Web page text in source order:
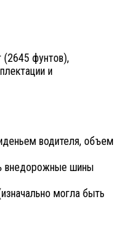
(2645 фунтов),
и
водителя, объем
внедорожные шины
могла быть